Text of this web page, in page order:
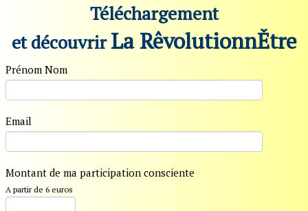
Téléchargement
et découvrirLa RêvolutionnĚtre
Prénom Nom
Email
Montant de ma participation consciente
A partir de 6 euros